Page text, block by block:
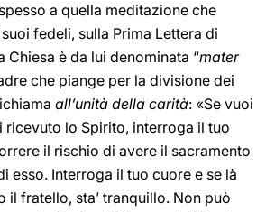
a quella meditazione che
fedeli, sulla Prima Lettera di
Chiesa è da lui denominata “mater
che piange per la divisione dei
all’unità della carità: «Se vuoi
ricevuto lo Spirito, interroga il tuo
il rischio di avere il sacramento
esso. Interroga il tuo cuore e se là
il fratello, sta’ tranquillo. Non può